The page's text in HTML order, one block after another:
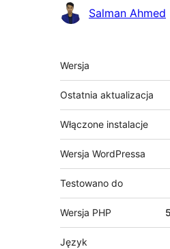
Salman Ahmed
Meta
Wersja
Ostatnia aktualizacja
Włączone instalacje
Wersja WordPressa
Testowano do
Wersja PHP
Język